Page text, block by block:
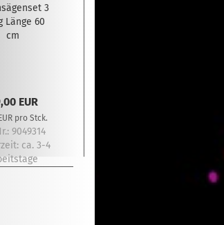
3
Länge 60
cm
EUR
pro Stck.
9049314
ca. 3-4